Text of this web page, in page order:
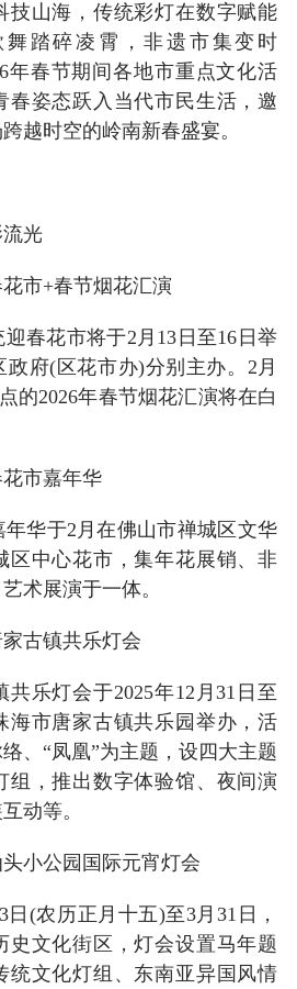
技山海，传统彩灯在数字赋能
踏碎凌霄，非遗市集变时
春节期间各地市重点文化活
春姿态跃入当代市民生活，邀
越时空的岭南新春盛宴。
光
+春节烟花汇演
春花市将于2月13日至16日举
政府(区花市办)分别主办。2月
的2026年春节烟花汇演将在白
市嘉年华
华于2月在佛山市禅城区文华
区中心花市，集年花展销、非
艺术展演于一体。
镇共乐灯会
乐灯会于2025年12月31日至
海市唐家古镇共乐园举办，活
、“凤凰”为主题，设四大主题
组，推出数字体验馆、夜间演
互动等。
公园国际元宵灯会
(农历正月十五)至3月31日，
史文化街区，灯会设置马年题
统文化灯组、东南亚异国风情